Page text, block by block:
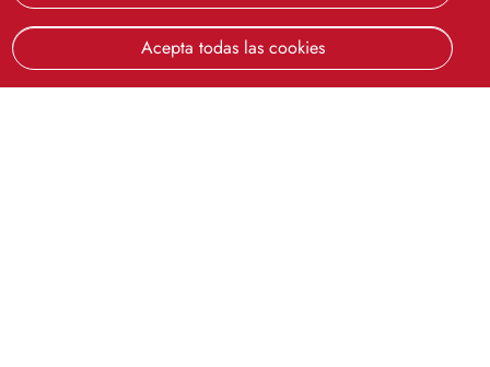
SOS - Servicio de Atención a Usuarios de la
Universidad de Sevilla
Acepta todas las cookies